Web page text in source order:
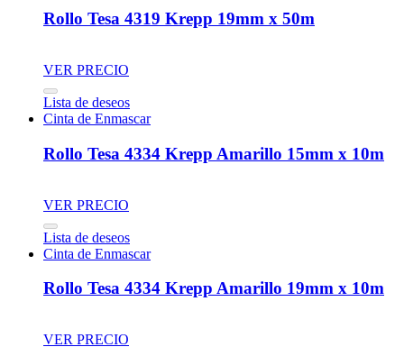
Rollo Tesa 4319 Krepp 19mm x 50m
VER PRECIO
Lista de deseos
Cinta de Enmascar
Rollo Tesa 4334 Krepp Amarillo 15mm x 10m
VER PRECIO
Lista de deseos
Cinta de Enmascar
Rollo Tesa 4334 Krepp Amarillo 19mm x 10m
VER PRECIO